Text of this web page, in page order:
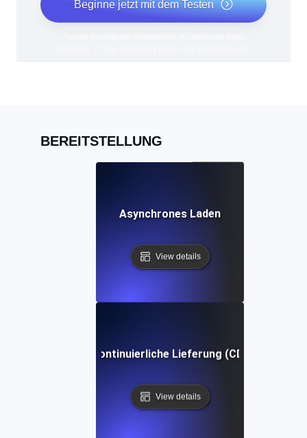
Beginne jetzt mit dem Testen
BEREITSTELLUNG
Asynchrones Laden
View details
Kontinuierliche Lieferung (CD)
View details